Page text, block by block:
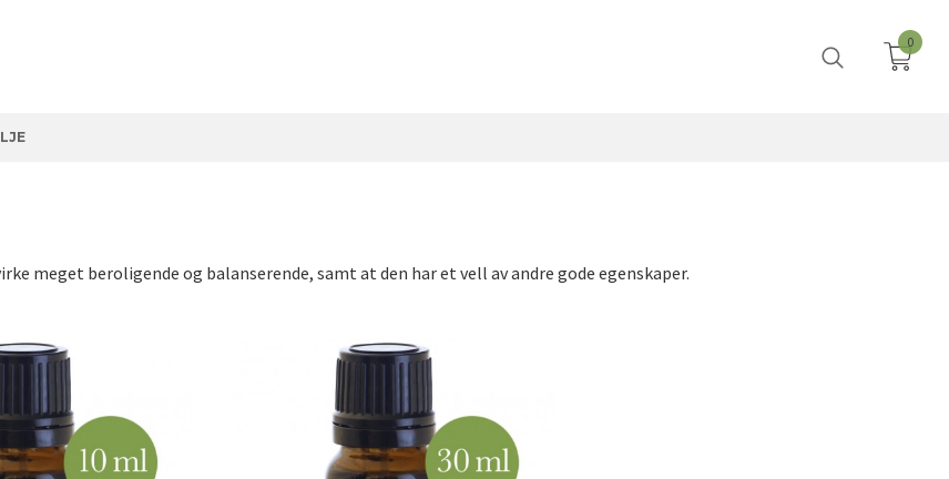
0
meget beroligende og balanserende, samt at den har et vell av andre gode egenskaper.